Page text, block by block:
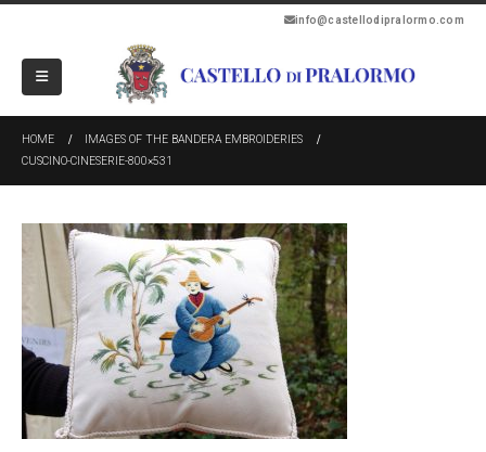
info@castellodipralormo.com
HOME
IMAGES OF THE BANDERA EMBROIDERIES
CUSCINO-CINESERIE-800×531